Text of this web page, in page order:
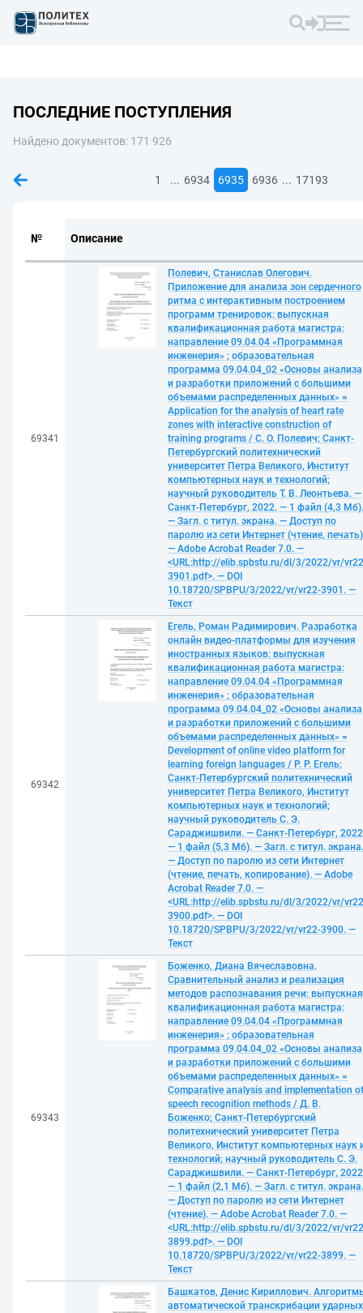
ПОСЛЕДНИЕ ПОСТУПЛЕНИЯ
Найдено документов: 171 926
1 ... 6934 6935 6936 ... 17193
№ Описание
69341
Полевич, Станислав Олегович.
Приложение для анализа зон сердечного
ритма с интерактивным построением
программ тренировок: выпускная
квалификационная работа магистра:
направление 09.04.04 «Программная
инженерия» ; образовательная
программа 09.04.04_02 «Основы анализа
и разработки приложений с большими
объемами распределенных данных» =
Application for the analysis of heart rate
zones with interactive construction of
training programs / С. О. Полевич; Санкт-
Петербургский политехнический
университет Петра Великого, Институт
компьютерных наук и технологий;
научный руководитель Т. В. Леонтьева. —
Санкт-Петербург, 2022. — 1 файл (4,3 Мб).
— Загл. с титул. экрана. — Доступ по
паролю из сети Интернет (чтение,
— Adobe Acrobat Reader 7.0. —
<URL:http://elib.spbstu.ru/dl/3/2022/vr/
3901.pdf>. — DOI
10.18720/SPBPU/3/2022/vr/vr22-3901. —
Текст
69342
Егель, Роман Радимирович. Разработка
онлайн видео-платформы для изучения
иностранных языков: выпускная
квалификационная работа магистра:
направление 09.04.04 «Программная
инженерия» ; образовательная
программа 09.04.04_02 «Основы анализа
и разработки приложений с большими
объемами распределенных данных» =
Development of online video platform for
learning foreign languages / Р. Р. Егель;
Санкт-Петербургский политехнический
университет Петра Великого, Институт
компьютерных наук и технологий;
научный руководитель С. Э.
Сараджишвили. — Санкт-Петербург,
— 1 файл (5,3 Мб). — Загл. с титул. экрана.
— Доступ по паролю из сети Интернет
(чтение, печать, копирование). — Adobe
Acrobat Reader 7.0. —
<URL:http://elib.spbstu.ru/dl/3/2022/vr/
3900.pdf>. — DOI
10.18720/SPBPU/3/2022/vr/vr22-3900. —
Текст
69343
Боженко, Диана Вячеславовна.
Сравнительный анализ и реализация
методов распознавания речи: выпускная
квалификационная работа магистра:
направление 09.04.04 «Программная
инженерия» ; образовательная
программа 09.04.04_02 «Основы анализа
и разработки приложений с большими
объемами распределенных данных» =
Comparative analysis and implementation of
speech recognition methods / Д. В.
Боженко; Санкт-Петербургский
политехнический университет Петра
Великого, Институт компьютерных наук
технологий; научный руководитель С. Э.
Сараджишвили. — Санкт-Петербург,
— 1 файл (2,1 Мб). — Загл. с титул. экрана.
— Доступ по паролю из сети Интернет
(чтение). — Adobe Acrobat Reader 7.0. —
<URL:http://elib.spbstu.ru/dl/3/2022/vr/
3899.pdf>. — DOI
10.18720/SPBPU/3/2022/vr/vr22-3899. —
Текст
Башкатов, Денис Кириллович.
автоматической транскрибации ударных